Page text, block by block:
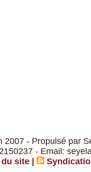
2007 - Propulsé par
- Email:
du site